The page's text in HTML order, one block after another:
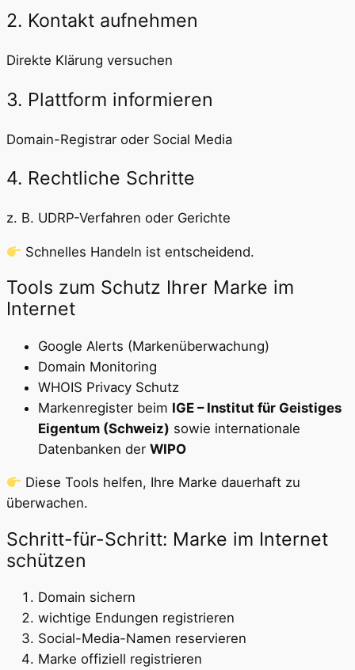
2. Kontakt aufnehmen
Direkte Klärung versuchen
3. Plattform informieren
Domain-Registrar oder Social Media
4. Rechtliche Schritte
z. B. UDRP-Verfahren oder Gerichte
Schnelles Handeln ist entscheidend.
Tools zum Schutz Ihrer Marke im
Internet
Google Alerts (Markenüberwachung)
Domain Monitoring
WHOIS Privacy Schutz
Markenregister beim IGE – Institut für Geistiges
Eigentum (Schweiz) sowie internationale
Datenbanken der WIPO
Diese Tools helfen, Ihre Marke dauerhaft zu
überwachen.
Schritt-für-Schritt: Marke im Internet
schützen
Domain sichern
wichtige Endungen registrieren
Social-Media-Namen reservieren
Marke offiziell registrieren